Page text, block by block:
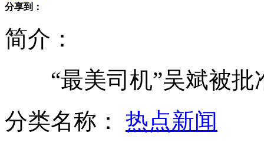
浙江宁波拦截1127吨日本辐射货物
分享到：
简介：
“最美司机”吴斌被批
分类名称： 热点新闻